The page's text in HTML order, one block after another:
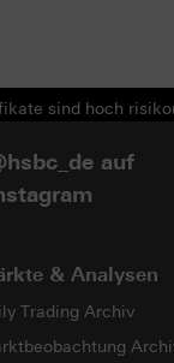
sind hoch
auf
& Analysen
Trading Archiv